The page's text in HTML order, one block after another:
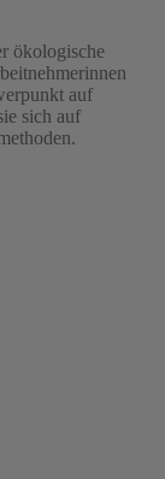
ökologische
auf
sich auf